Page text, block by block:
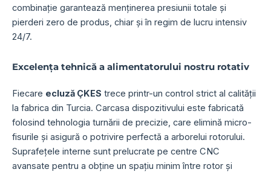
combinație garantează menținerea presiunii totale și
pierderi zero de produs, chiar și în regim de lucru intensiv
24/7.
Excelența tehnică a alimentatorului nostru rotativ
Fiecare ecluză ÇKES trece printr-un control strict al calității
la fabrica din Turcia. Carcasa dispozitivului este fabricată
folosind tehnologia turnării de precizie, care elimină micro-
fisurile și asigură o potrivire perfectă a arborelui rotorului.
Suprafețele interne sunt prelucrate pe centre CNC
avansate pentru a obține un spațiu minim între rotor și